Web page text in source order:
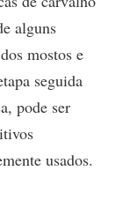
alguns
mostos e
seguida
pode ser
usados.